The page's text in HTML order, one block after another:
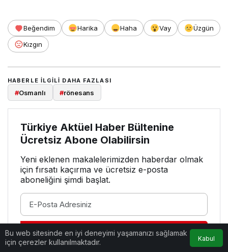
Beğendim Harika Haha Vay
Üzgün
Kızgın
HABERLE ILGILI DAHA FAZLASI
#Osmanlı #rönesans
Türkiye Aktüel Haber Bültenine
Ücretsiz Abone Olabilirsin
Yeni eklenen makalelerimizden haberdar olmak
için fırsatı kaçırma ve ücretsiz e-posta
aboneliğini şimdi başlat.
ABONE OL
Bu web sitesinde en iyi deneyimi yaşamanızı sağlamak
için çerezler kullanılmaktadır.
Kabul